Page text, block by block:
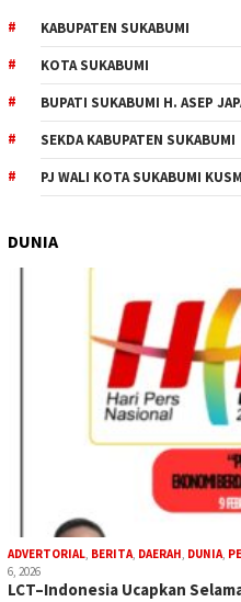
KABUPATEN SUKABUMI
KOTA SUKABUMI
BUPATI SUKABUMI H. ASEP
SEKDA KABUPATEN SUKABUMI
PJ WALI KOTA SUKABUMI
DUNIA
ADVERTORIAL, BERITA, DAERAH, DUNIA,
6, 2026
LCT–Indonesia Ucapkan